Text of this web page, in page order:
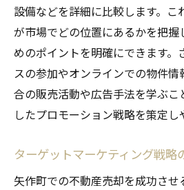
設備などを詳細に比較します。こ
が市場でどの位置にあるかを把
めのポイントを明確にできます。
スの参加やオンラインでの物件
合の販売活動や広告手法を学ぶ
したプロモーション戦略を策定し
ターゲットマーケティング戦略
矢作町での不動産売却を成功させ